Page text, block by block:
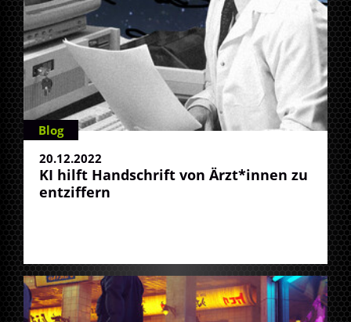
Blog
20.12.2022
KI hilft Handschrift von Ärzt*innen zu
entziffern